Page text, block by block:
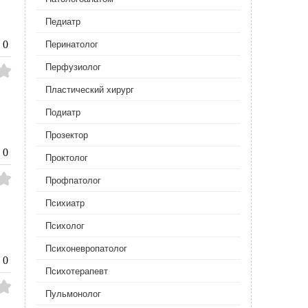
0
0
0
Педиатр
Перинатолог
Перфузиолог
Пластический хирург
Подиатр
Прозектор
Проктолог
Профпатолог
Психиатр
Психолог
Психоневропатолог
Психотерапевт
Пульмонолог